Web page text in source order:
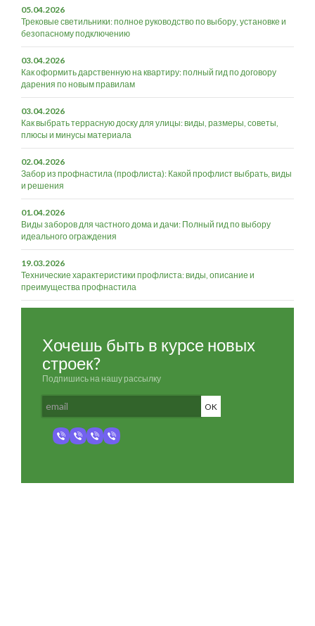
05.04.2026
Трековые светильники: полное руководство по выбору, установке и
безопасному подключению
03.04.2026
Как оформить дарственную на квартиру: полный гид по договору
дарения по новым правилам
03.04.2026
Как выбрать террасную доску для улицы: виды, размеры, советы,
плюсы и минусы материала
02.04.2026
Забор из профнастила (профлиста): Какой профлист выбрать, виды
и решения
01.04.2026
Виды заборов для частного дома и дачи: Полный гид по выбору
идеального ограждения
19.03.2026
Технические характеристики профлиста: виды, описание и
преимущества профнастила
Хочешь быть в курсе новых
строек?
Подпишись на нашу рассылку